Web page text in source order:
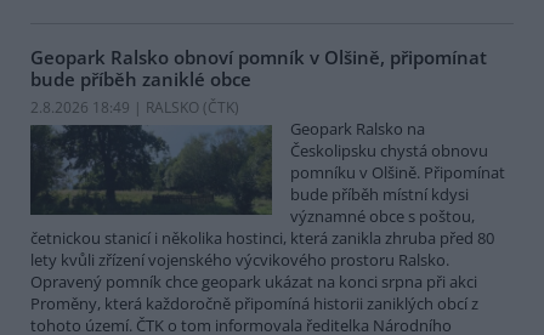
Geopark Ralsko obnoví pomník v Olšině, připomínat
bude příběh zaniklé obce
2.8.2026 18:49 | RALSKO (ČTK)
Geopark Ralsko na
Českolipsku chystá obnovu
pomníku v Olšině. Připomínat
bude příběh místní kdysi
významné obce s poštou,
četnickou stanicí i několika hostinci, která zanikla zhruba před 80
lety kvůli zřízení vojenského výcvikového prostoru Ralsko.
Opravený pomník chce geopark ukázat na konci srpna při akci
Proměny, která každoročně připomíná historii zaniklých obcí z
tohoto území. ČTK o tom informovala ředitelka Národního